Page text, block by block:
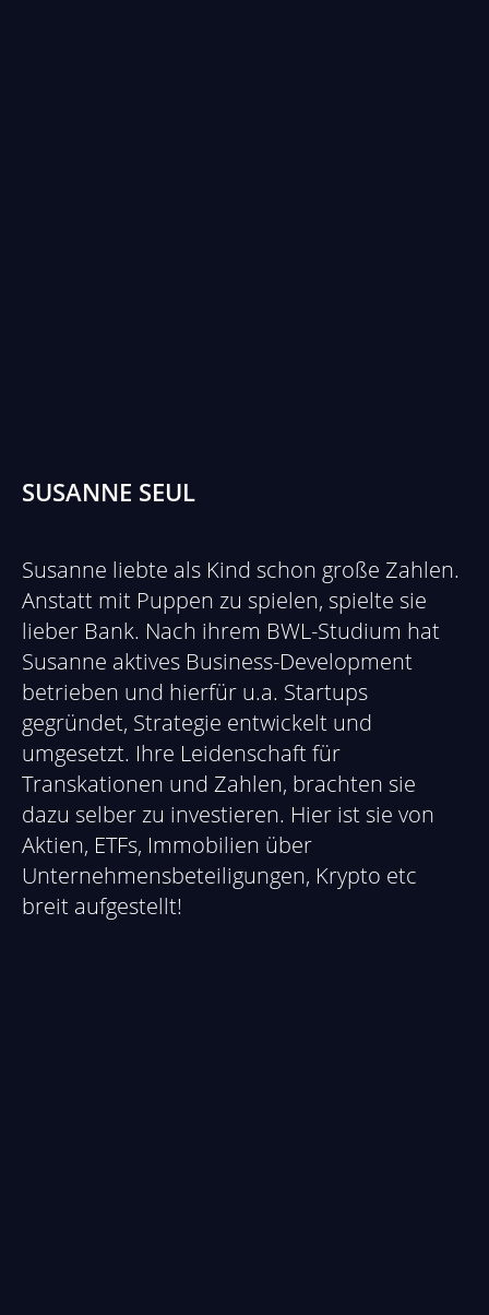
SUSANNE SEUL
Susanne liebte als Kind schon große Zahlen.
Anstatt mit Puppen zu spielen, spielte sie
lieber Bank. Nach ihrem BWL-Studium hat
Susanne aktives Business-Development
betrieben und hierfür u.a. Startups
gegründet, Strategie entwickelt und
umgesetzt. Ihre Leidenschaft für
Transkationen und Zahlen, brachten sie
dazu selber zu investieren. Hier ist sie von
Aktien, ETFs, Immobilien über
Unternehmensbeteiligungen, Krypto etc
breit aufgestellt!